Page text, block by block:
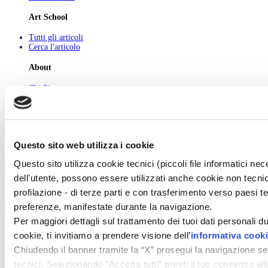
Questo sito web utilizza i cookie
Questo sito utilizza cookie tecnici (piccoli file informatici
dell’utente, possono essere utilizzati anche cookie non
profilazione - di terze parti e con trasferimento verso paesi
preferenze, manifestate durante la navigazione.
Per maggiori dettagli sul trattamento dei tuoi dati personali
cookie, ti invitiamo a prendere visione dell’informativa
Chiudendo il banner tramite la “X” prosegui la navigazione
tecnici. Selezionando “Accetta tutti” presti il tuo consenso
Art School
Tutti gli articoli
Cerca l'articolo
About
Chi Siamo
Pubblicità
Newsletter
Codice fiscale e numero d'iscrizione al Registro Imprese di Milano - 80009810484
Capitale sociale € 8.000.000,00 i.v.
powered by ZUMEDIA